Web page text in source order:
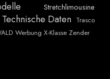
Stretchlimousine
Technische Daten Trasco
Werbung X-Klasse Zender